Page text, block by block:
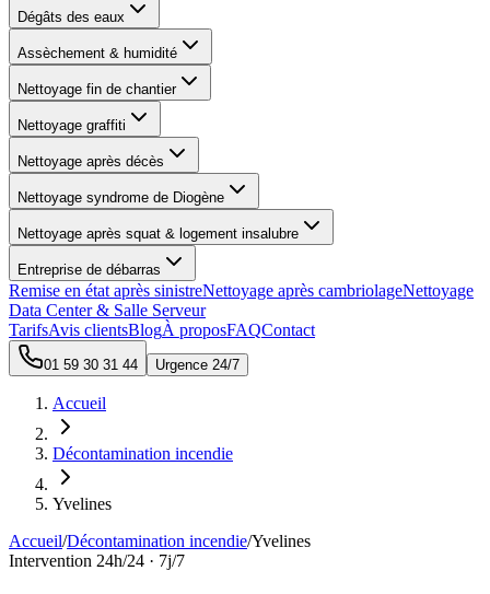
Dégâts des eaux
Assèchement & humidité
Nettoyage fin de chantier
Nettoyage graffiti
Nettoyage après décès
Nettoyage syndrome de Diogène
Nettoyage après squat & logement insalubre
Entreprise de débarras
Remise en état après sinistreNettoyage après cambriolageNettoyage
Data Center & Salle Serveur
TarifsAvis clientsBlogÀ proposFAQContact
01 59 30 31 44 Urgence 24/7
Accueil
Décontamination incendie
Yvelines
Accueil/Décontamination incendie/Yvelines
Intervention 24h/24 · 7j/7